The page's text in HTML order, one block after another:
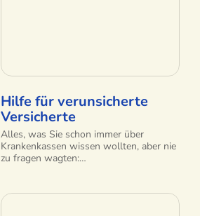
Hilfe für verunsicherte
Versicherte
Alles, was Sie schon immer über
Krankenkassen wissen wollten, aber nie
zu fragen wagten:…